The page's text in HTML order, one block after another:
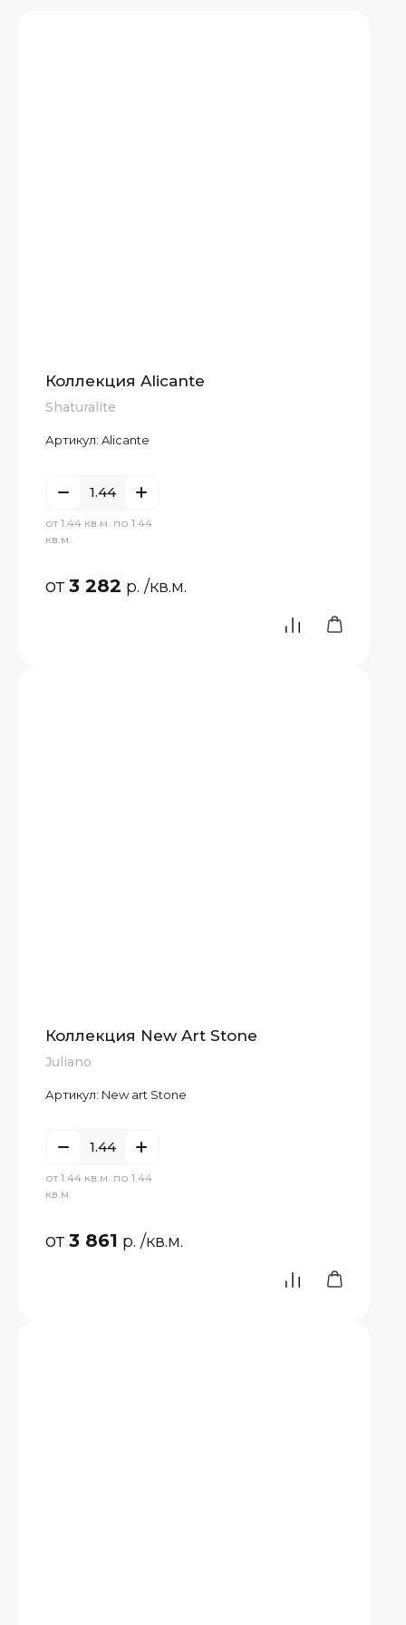
Коллекция Alicante
Shaturalite
Артикул: Alicante
от 1.44 кв.м. по 1.44
кв.м.
от3 282 р. /кв.м.
Коллекция New Art Stone
Juliano
Артикул: New art Stone
от 1.44 кв.м. по 1.44
кв.м.
от3 861 р. /кв.м.